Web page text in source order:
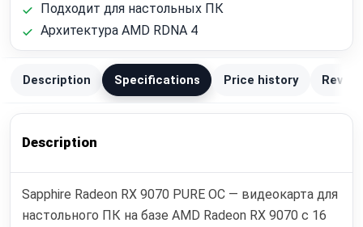
Подходит для настольных ПК
Архитектура AMD RDNA 4
Description Specifications Price history
Description
Sapphire Radeon RX 9070 PURE OC — видеокарта для
настольного ПК на базе AMD Radeon RX 9070 с 16